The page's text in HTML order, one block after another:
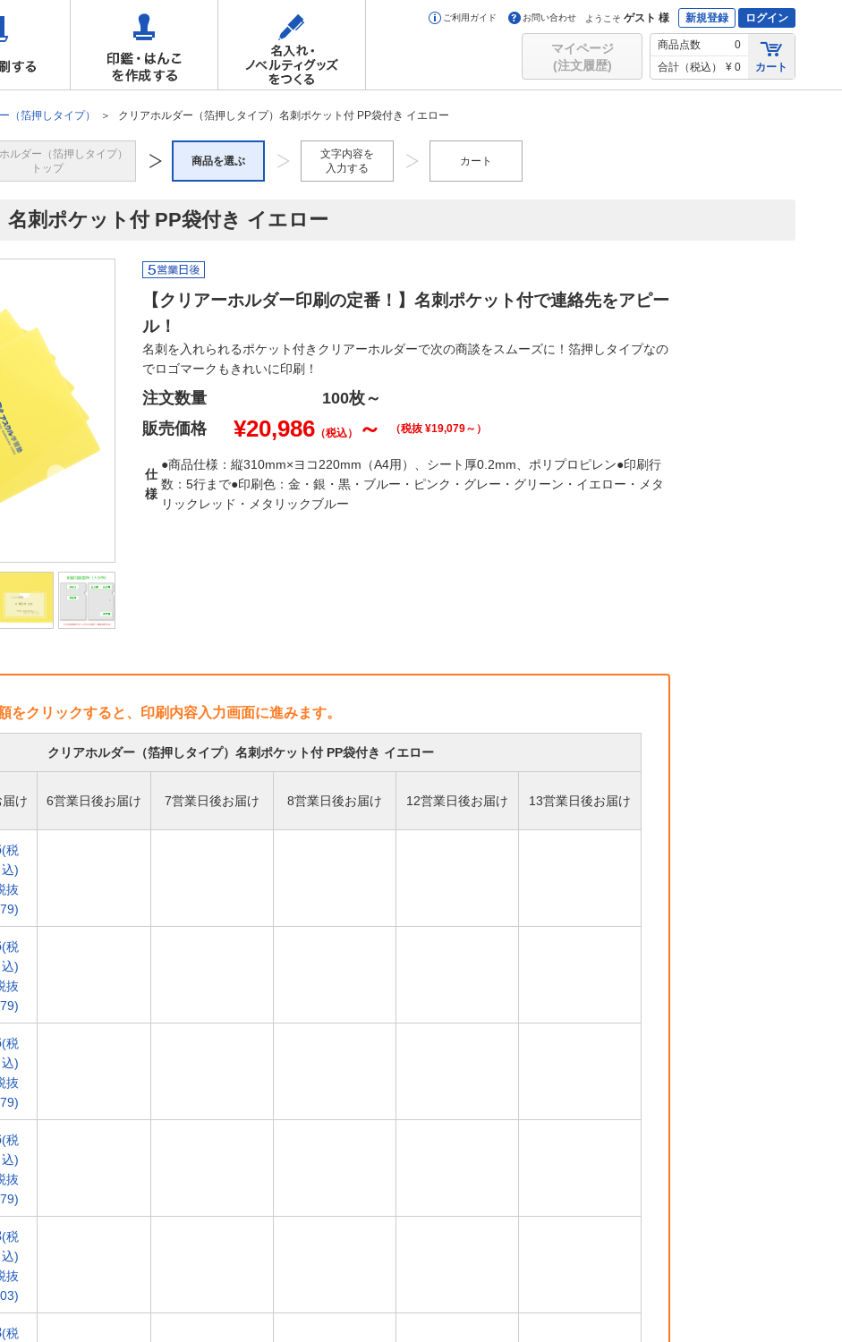
ご利用ガイド お問い合わせ ようこそ ゲスト 様 新規登録 ログイン
マイページ
(注文履歴)
商品点数
0
合計（税込）
¥ 0 カート
（箔押しタイプ） クリアホルダー（箔押しタイプ）名刺ポケット付 PP袋付き イエロー
ルダー（箔押しタイプ）
トップ
商品を選ぶ
文字内容を
入力する
カート
刺ポケット付 PP袋付き イエロー
【クリアーホルダー印刷の定番！】名刺ポケット付で連絡先をアピー
ル！
名刺を入れられるポケット付きクリアーホルダーで次の商談をスムーズに！箔押しタイプなの
でロゴマークもきれいに印刷！
注文数量 100枚～
販売価格
¥20,986 （税込） ～ （税抜 ¥19,079～）
仕
様
●商品仕様：縦310mm×ヨコ220mm（A4用）、シート厚0.2mm、ポリプロピレン●印刷行
数：5行まで●印刷色：金・銀・黒・ブルー・ピンク・グレー・グリーン・イエロー・メタ
リックレッド・メタリックブルー
をクリックすると、印刷内容入力画面に進みます。
クリアホルダー（箔押しタイプ）名刺ポケット付 PP袋付き イエロー
け 6営業日後お届け 7営業日後お届け 8営業日後お届け 12営業日後お届け 13営業日後お届け
(税
込)
抜
(税
込)
抜
(税
込)
抜
(税
込)
抜
(税
込)
抜
(税